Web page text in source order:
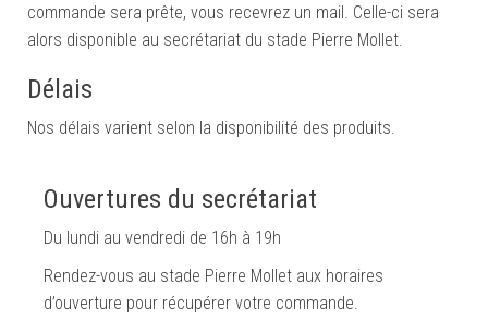
commande sera prête, vous recevrez un mail. Celle-ci sera
alors disponible au secrétariat du stade Pierre Mollet.
Délais
Nos délais varient selon la disponibilité des produits.
Ouvertures du secrétariat
Du lundi au vendredi de 16h à 19h
Rendez-vous au stade Pierre Mollet aux horaires
d’ouverture pour récupérer votre commande.